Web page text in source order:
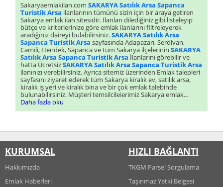
Sakaryaemlakilan.com SAKARYA Satılık Arsa Sapanca
Turistik Arsa ilanlarının tümünü sizin için bir araya getiren
Sakarya emlak ilan sitesidir. İlanları dilediğiniz gibi listeleyip
bütçe ve kriterlerinize göre emlak ilanlarını filtreleyerek
aradığınız daireyi bulabilirsiniz.SAKARYA Satılık Arsa
Sapanca Turistik Arsa sayfasında Adapazarı, Serdivan,
Camili, Hendek, Sapanca ve tüm Sakarya ilçelerinin SAKARYA
Satılık Arsa Sapanca Turistik Arsa İlanlarını görebilir ve
hatta ÜcretsizSAKARYA Satılık Arsa Sapanca Turistik Arsa
ilanınızı verebilirsiniz. Ayrıca sitemiz üzerinden Emlak talepleri
sayfasını ziyaret ederek tüm Sakarya kiralık ev, satılık arsa,
kiralık iş yeri ve kiralık bina ve bir çok emlak talebinde
bulunabilirsiniz. Müşteri temsilcileierimiz Sakarya emlak
talebiniz için size en kısa sürede dönüş sağlayacaklardır.
Daha fazla oku
KURUMSAL
Hakkımızda
Emlak Haberleri
HIZLI BAĞLANTI
TKGM Parsel Sorgulama
Taşınmaz Yetki Belgesi